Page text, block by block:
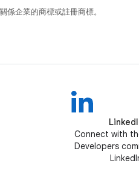
企業的商標或註冊商標。
Connect with
Developers